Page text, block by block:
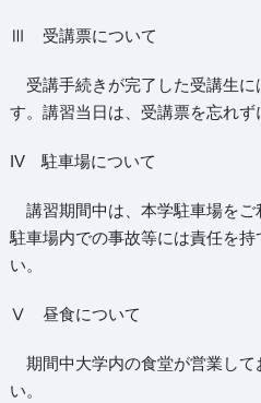
Ⅲ 受講票について
受講手続きが完了した受講生に
す。講習当日は、受講票を忘れず
IV 駐車場について
講習期間中は、本学駐車場をご
駐車場内での事故等には責任を
い。
Ⅴ 昼食について
期間中大学内の食堂が営業して
い。